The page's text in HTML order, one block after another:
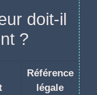
doit-il
?
Référence
légale